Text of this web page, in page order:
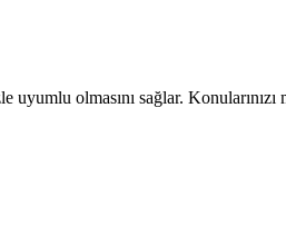
olmasını sağlar.